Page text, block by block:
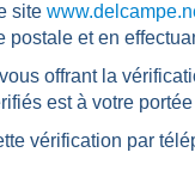
site
et en
offrant la
est à votre
vérification par